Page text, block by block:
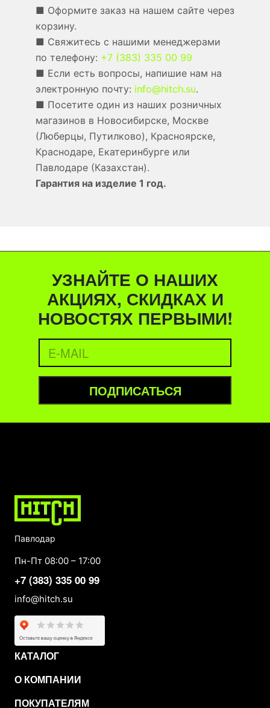
■ Оформите заказ на нашем сайте через
корзину.
■ Свяжитесь с нашими менеджерами
по телефону: +7 (383) 335 00 99
■ Если есть вопросы, напишие нам на
электронную почту: info@hitch.su.
■ Посетите один из наших розничных
магазинов в Новосибирске, Москве
(Люберцы, Путилково), Красноярске,
Краснодаре, Екатеринбурге или
Павлодаре (Казахстан).
Гарантия на изделие 1 год.
УЗНАЙТЕ О НАШИХ
АКЦИЯХ, СКИДКАХ И
НОВОСТЯХ ПЕРВЫМИ!
ПОДПИСАТЬСЯ
Павлодар
Пн-Пт 08:00 – 17:00
+7 (383) 335 00 99
info@hitch.su
КАТАЛОГ
О КОМПАНИИ
ПОКУПАТЕЛЯМ